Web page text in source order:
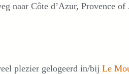
naar Côte d’Azur, Provence of
plezier gelogeerd in/bij Le